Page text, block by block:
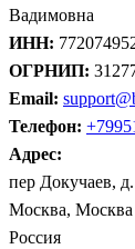
Вадимовна
ИНН:
ОГРНИП:
Email:
Телефон:
Адрес:
пер Докучаев,
Москва, Москва
Россия